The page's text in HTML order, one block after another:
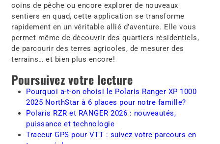
coins de pêche ou encore explorer de nouveaux
sentiers en quad, cette application se transforme
rapidement en un véritable allié d’aventure. Elle vous
permet même de découvrir des quartiers résidentiels,
de parcourir des terres agricoles, de mesurer des
terrains… et bien plus encore!
Poursuivez votre lecture
Pourquoi a-t-on choisi le Polaris Ranger XP 1000
2025 NorthStar à 6 places pour notre famille?
Polaris RZR et RANGER 2026 : nouveautés,
puissance et technologie
Traceur GPS pour VTT : suivez votre parcours en